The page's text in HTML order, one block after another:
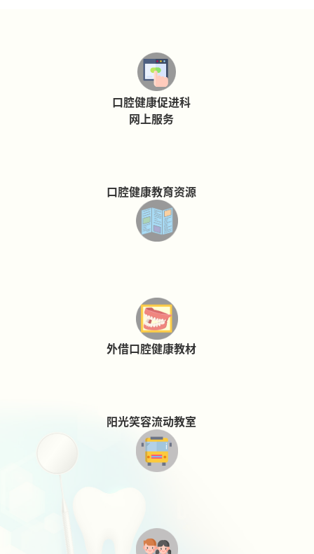
口腔健康促进科
网上服务
口腔健康教育资源
外借口腔健康教材
阳光笑容流动教室